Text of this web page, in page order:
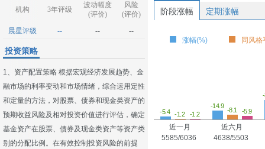
机构 3年评级
波动幅度
(评价)
风险
(评价)
晨星评级
-- -- --
投资策略
1、资产配置策略 根据宏观经济发展趋势、金
融市场的利率变动和市场情绪，综合运用定性
和定量的方法，对股票、债券和现金类资产的
预期收益风险及相对投资价值进行评估，确定
基金资产在股票、债券及现金类资产等资产类
别的分配比例。在有效控制投资风险的前提
阶段涨幅 定期涨幅
涨幅(%) 同风格
-5.4 -1.2 -1.2
近一月
5585/6036
-14.9
-8.1 -5.9
近六月
4638/5503